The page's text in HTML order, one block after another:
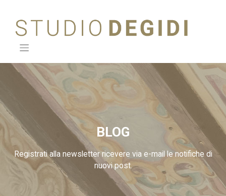
content
BLOG
Registrati alla newsletter ricevere via e-mail le notifiche di
nuovi post.